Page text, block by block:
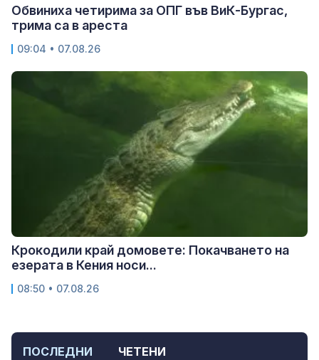
ПОСЛЕДНИ ЧЕТЕНИ
Обвиниха четирима за ОПГ във ВиК-Бургас,
трима са в ареста
09:04 • 07.08.26
Крокодили край домовете: Покачването на
езерата в Кения носи...
08:50 • 07.08.26